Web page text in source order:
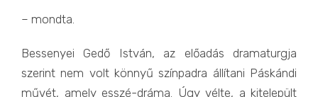
– mondta.
Bessenyei Gedő István, az előadás dramaturgja
szerint nem volt könnyű színpadra állítani Páskándi
művét, amely esszé-dráma. Úgy vélte, a kitelepült